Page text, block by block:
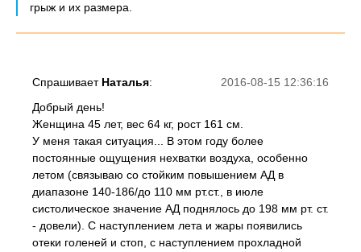
грыж и их размера.
2016-08-15 12:36:16
Спрашивает Наталья:
Добрый день!
Женщина 45 лет, вес 64 кг, рост 161 см.
У меня такая ситуация... В этом году более
постоянные ощущения нехватки воздуха, особенно
летом (связываю со стойким повышением АД в
диапазоне 140-186/до 110 мм рт.ст., в июле
систолическое значение АД поднялось до 198 мм рт. ст.
- довели). С наступлением лета и жары появились
отеки голеней и стоп, с наступлением прохладной